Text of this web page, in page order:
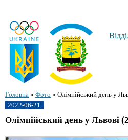
Головна » Фото » Олімпійський день у
2022-06-21
Олімпійський день у Львові